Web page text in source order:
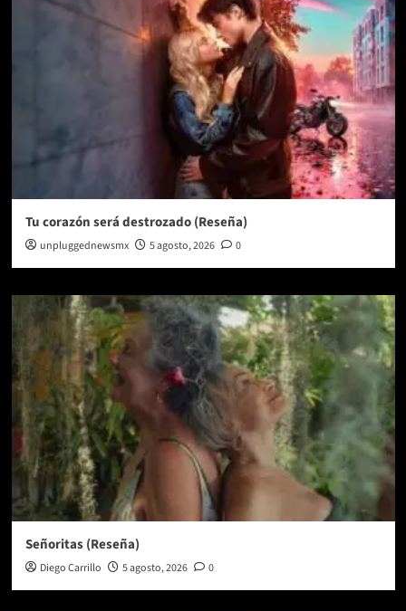
Tu corazón será destrozado (Reseña)
unpluggednewsmx 5 agosto, 2026 0
Señoritas (Reseña)
Diego Carrillo 5 agosto, 2026 0